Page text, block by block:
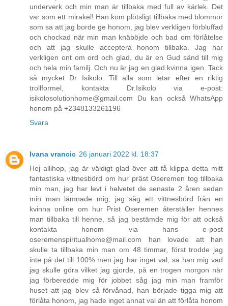
underverk och min man är tillbaka med full av kärlek. Det
var som ett mirakel! Han kom plötsligt tillbaka med blommor
som sa att jag borde ge honom, jag blev verkligen förbluffad
och chockad när min man knäböjde och bad om förlåtelse
och att jag skulle acceptera honom tillbaka. Jag har
verkligen ont om ord och glad, du är en Gud sänd till mig
och hela min familj. Och nu är jag en glad kvinna igen. Tack
så mycket Dr Isikolo. Till alla som letar efter en riktig
trollformel, kontakta Dr.Isikolo via e-post:
isikolosolutionhome@gmail.com Du kan också WhatsApp
honom på +2348133261196
Svara
Ivana vrancic 26 januari 2022 kl. 18:37
Hej allihop, jag är väldigt glad över att få klippa detta mitt
fantastiska vittnesbörd om hur präst Oseremen tog tillbaka
min man, jag har levt i helvetet de senaste 2 åren sedan
min man lämnade mig, jag såg ett vittnesbörd från en
kvinna online om hur Prist Oseremen återställer hennes
man tillbaka till henne, så jag bestämde mig för att också
kontakta honom via hans e-post
oseremenspiritualhome@mail.com han lovade att han
skulle ta tillbaka min man om 48 timmar, först trodde jag
inte på det till 100% men jag har inget val, sa han mig vad
jag skulle göra vilket jag gjorde, på en trogen morgon när
jag förberedde mig för jobbet såg jag min man framför
huset att jag blev så förvånad, han började tigga mig att
förlåta honom, jag hade inget annat val än att förlåta honom